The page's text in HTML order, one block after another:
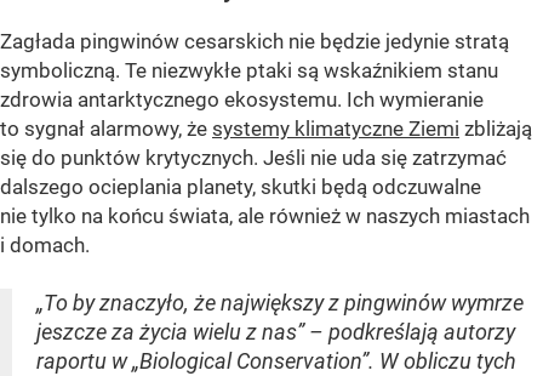
Zagłada pingwinów cesarskich nie będzie jedynie stratą
symboliczną. Te niezwykłe ptaki są wskaźnikiem stanu
zdrowia antarktycznego ekosystemu. Ich wymieranie
to sygnał alarmowy, że systemy klimatyczne Ziemi zbliżają
się do punktów krytycznych. Jeśli nie uda się zatrzymać
dalszego ocieplania planety, skutki będą odczuwalne
nie tylko na końcu świata, ale również w naszych miastach
i domach.
„To by znaczyło, że największy z pingwinów wymrze
jeszcze za życia wielu z nas” – podkreślają autorzy
raportu w „Biological Conservation”. W obliczu tych